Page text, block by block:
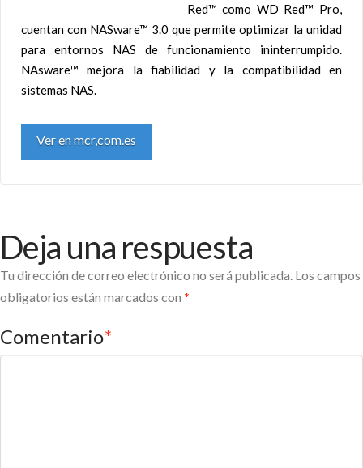
Red™ como WD Red™ Pro,
cuentan con NASware™ 3.0 que permite optimizar la unidad
para entornos NAS de funcionamiento ininterrumpido.
NAsware™ mejora la fiabilidad y la compatibilidad en
sistemas NAS.
Ver en mcr,com.es
Deja una respuesta
Tu dirección de correo electrónico no será publicada. Los campos
obligatorios están marcados con *
Comentario*